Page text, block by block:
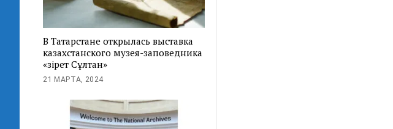
В Татарстане открылась выставка
казахстанского музея-заповедника
«Әзірет Сұлтан»
21 МАРТА, 2024